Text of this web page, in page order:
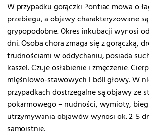
W przypadku gorączki Pontiac mowa o
przebiegu, a objawy charakteryzowane
grypopodobne. Okres inkubacji wynosi
dni. Osoba chora zmaga się z gorączką,
trudnościami w oddychaniu, posiada
kaszel. Czuje osłabienie i zmęczenie.
mięśniowo-stawowych i bóli głowy. W
przypadkach dostrzegalne są objawy ze
pokarmowego – nudności, wymioty,
utrzymywania objawów wynosi ok. 2-5
samoistnie.